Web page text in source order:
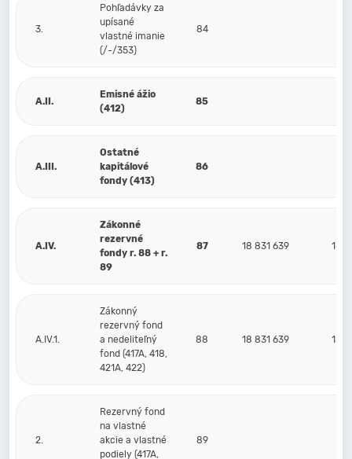
3.
Pohľadávky za
upísané
vlastné imanie
(/-/353)
84
A.II.
Emisné ážio
(412)
85
A.III.
Ostatné
kapitálové
fondy (413)
86
A.IV.
Zákonné
rezervné
fondy r. 88 + r.
89
87 18 831 639 18
A.IV.1.
Zákonný
rezervný fond
a nedeliteľný
fond (417A, 418,
421A, 422)
88 18 831 639 18
2.
Rezervný fond
na vlastné
akcie a vlastné
podiely (417A,
89